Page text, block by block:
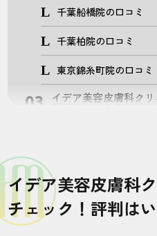
千葉船橋院の口コミ
千葉柏院の口コミ
東京錦糸町院の口コミ
イデア美容皮膚科ク
ライトシェアデザイア
イデア美容皮膚科
チェック！評判は